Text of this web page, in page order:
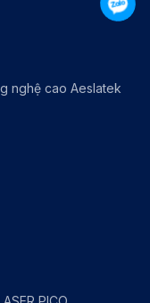
nghệ cao Aeslatek